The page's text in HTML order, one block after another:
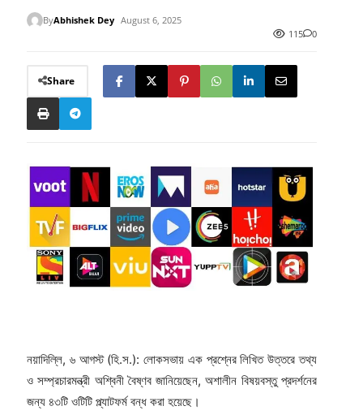
ByAbhishek Dey August 6, 2025
115
0
Share
নয়াদিল্লি, ৬ আগস্ট (হি.স.): লোকসভায় এক প্রশ্নের লিখিত উত্তরে তথ্য
ও সম্প্রচারমন্ত্রী অশ্বিনী বৈষ্ণব জানিয়েছেন, অশালীন বিষয়বস্তু প্রদর্শনের
জন্য ৪৩টি ওটিটি প্ল্যাটফর্ম বন্ধ করা হয়েছে।